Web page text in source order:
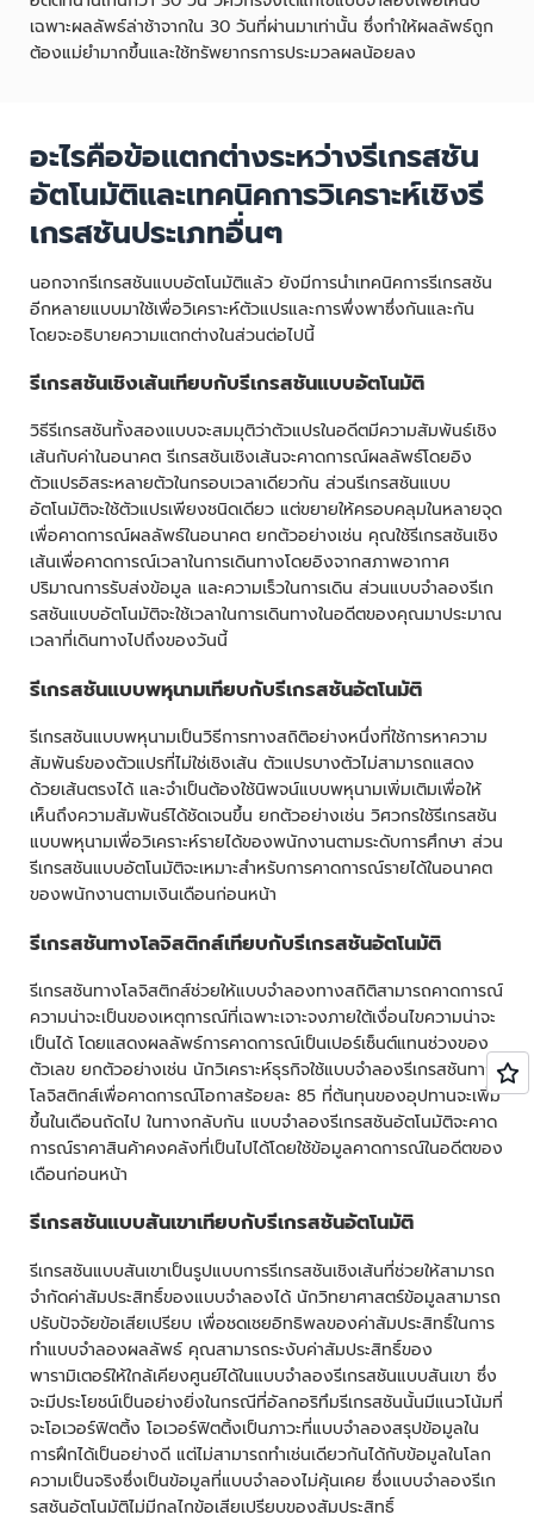
เฉพาะผลลัพธ์ล่าช้าจากใน 30 วันที่ผ่านมาเท่านั้น ซึ่งทำให้ผลลัพธ์ถูก
ต้องแม่ยำมากขึ้นและใช้ทรัพยากรการประมวลผลน้อยลง
อะไรคือข้อแตกต่างระหว่างรีเกรสชัน
อัตโนมัติและเทคนิคการวิเคราะห์เชิงรี
เกรสชันประเภทอื่นๆ
นอกจากรีเกรสชันแบบอัตโนมัติแล้ว ยังมีการนำเทคนิคการรีเกรสชัน
อีกหลายแบบมาใช้เพื่อวิเคราะห์ตัวแปรและการพึ่งพาซึ่งกันและกัน
โดยจะอธิบายความแตกต่างในส่วนต่อไปนี้
รีเกรสชันเชิงเส้นเทียบกับรีเกรสชันแบบอัตโนมัติ
วิธีรีเกรสชันทั้งสองแบบจะสมมุติว่าตัวแปรในอดีตมีความสัมพันธ์เชิง
เส้นกับค่าในอนาคต รีเกรสชันเชิงเส้นจะคาดการณ์ผลลัพธ์โดยอิง
ตัวแปรอิสระหลายตัวในกรอบเวลาเดียวกัน ส่วนรีเกรสชันแบบ
อัตโนมัติจะใช้ตัวแปรเพียงชนิดเดียว แต่ขยายให้ครอบคลุมในหลายจุด
เพื่อคาดการณ์ผลลัพธ์ในอนาคต ยกตัวอย่างเช่น คุณใช้รีเกรสชันเชิง
เส้นเพื่อคาดการณ์เวลาในการเดินทางโดยอิงจากสภาพอากาศ
ปริมาณการรับส่งข้อมูล และความเร็วในการเดิน ส่วนแบบจำลองรีเก
รสชันแบบอัตโนมัติจะใช้เวลาในการเดินทางในอดีตของคุณมาประมาณ
เวลาที่เดินทางไปถึงของวันนี้
รีเกรสชันแบบพหุนามเทียบกับรีเกรสชันอัตโนมัติ
รีเกรสชันแบบพหุนามเป็นวิธีการทางสถิติอย่างหนึ่งที่ใช้การหาความ
สัมพันธ์ของตัวแปรที่ไม่ใช่เชิงเส้น ตัวแปรบางตัวไม่สามารถแสดง
ด้วยเส้นตรงได้ และจำเป็นต้องใช้นิพจน์แบบพหุนามเพิ่มเติมเพื่อให้
เห็นถึงความสัมพันธ์ได้ชัดเจนขึ้น ยกตัวอย่างเช่น วิศวกรใช้รีเกรสชัน
แบบพหุนามเพื่อวิเคราะห์รายได้ของพนักงานตามระดับการศึกษา ส่วน
รีเกรสชันแบบอัตโนมัติจะเหมาะสำหรับการคาดการณ์รายได้ในอนาคต
ของพนักงานตามเงินเดือนก่อนหน้า
รีเกรสชันทางโลจิสติกส์เทียบกับรีเกรสชันอัตโนมัติ
รีเกรสชันทางโลจิสติกส์ช่วยให้แบบจำลองทางสถิติสามารถคาดการณ์
ความน่าจะเป็นของเหตุการณ์ที่เฉพาะเจาะจงภายใต้เงื่อนไขความน่าจะ
เป็นได้ โดยแสดงผลลัพธ์การคาดการณ์เป็นเปอร์เซ็นต์แทนช่วงของ
ตัวเลข ยกตัวอย่างเช่น นักวิเคราะห์ธุรกิจใช้แบบจำลองรีเกรสชันทาง
โลจิสติกส์เพื่อคาดการณ์โอกาสร้อยละ 85 ที่ต้นทุนของอุปทานจะเพิ่ม
ขึ้นในเดือนถัดไป ในทางกลับกัน แบบจำลองรีเกรสชันอัตโนมัติจะคาด
การณ์ราคาสินค้าคงคลังที่เป็นไปได้โดยใช้ข้อมูลคาดการณ์ในอดีตของ
เดือนก่อนหน้า
รีเกรสชันแบบสันเขาเทียบกับรีเกรสชันอัตโนมัติ
รีเกรสชันแบบสันเขาเป็นรูปแบบการรีเกรสชันเชิงเส้นที่ช่วยให้สามารถ
จำกัดค่าสัมประสิทธิ์ของแบบจำลองได้ นักวิทยาศาสตร์ข้อมูลสามารถ
ปรับปัจจัยข้อเสียเปรียบ เพื่อชดเชยอิทธิพลของค่าสัมประสิทธิ์ในการ
ทำแบบจำลองผลลัพธ์ คุณสามารถระงับค่าสัมประสิทธิ์ของ
พารามิเตอร์ให้ใกล้เคียงศูนย์ได้ในแบบจำลองรีเกรสชันแบบสันเขา ซึ่ง
จะมีประโยชน์เป็นอย่างยิ่งในกรณีที่อัลกอริทึมรีเกรสชันนั้นมีแนวโน้มที่
จะโอเวอร์ฟิตติ้ง โอเวอร์ฟิตติ้งเป็นภาวะที่แบบจำลองสรุปข้อมูลใน
การฝึกได้เป็นอย่างดี แต่ไม่สามารถทำเช่นเดียวกันได้กับข้อมูลในโลก
ความเป็นจริงซึ่งเป็นข้อมูลที่แบบจำลองไม่คุ้นเคย ซึ่งแบบจำลองรีเก
รสชันอัตโนมัติไม่มีกลไกข้อเสียเปรียบของสัมประสิทธิ์